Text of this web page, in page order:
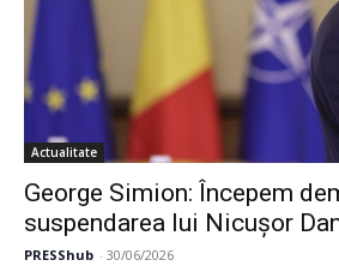
Actualitate
George Simion: Începem
suspendarea lui Nicușor
PRESShub - 30/06/2026